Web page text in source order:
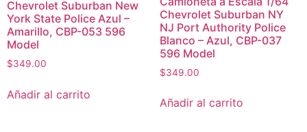
Chevrolet Suburban New
York State Police Azul –
Amarillo, CBP-053 596
Model
$349.00
Añadir al carrito
Chevrolet Suburban NY
NJ Port Authority Police
Blanco – Azul, CBP-037
596 Model
$349.00
Añadir al carrito